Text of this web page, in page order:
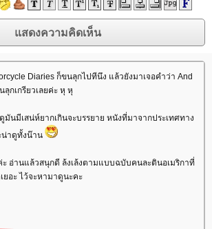
Diaries ก็ขนลุกไปทีนึง แล้วยังมาเจอคำว่า And
ลุกเกรียวเลยค่ะ หุ หุ
มันมีเสน่ห์ยากเกินจะบรรยาย หนังที่มาจากประเทศทาง
าดูทั้งน๊าน
อ่านแล้วสนุกดี ล้งเล้งตามแบบฉบับคนละตินอเมริกาที่
อะ ไว้จะหามาดูนะคะ